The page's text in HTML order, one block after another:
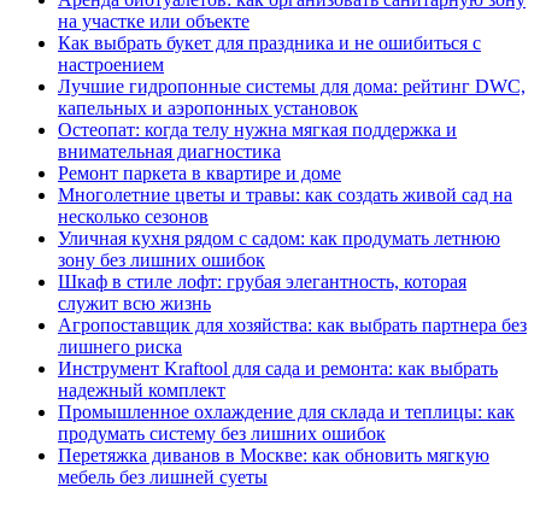
на участке или объекте
Как выбрать букет для праздника и не ошибиться с
настроением
Лучшие гидропонные системы для дома: рейтинг DWC,
капельных и аэропонных установок
Остеопат: когда телу нужна мягкая поддержка и
внимательная диагностика
Ремонт паркета в квартире и доме
Многолетние цветы и травы: как создать живой сад на
несколько сезонов
Уличная кухня рядом с садом: как продумать летнюю
зону без лишних ошибок
Шкаф в стиле лофт: грубая элегантность, которая
служит всю жизнь
Агропоставщик для хозяйства: как выбрать партнера без
лишнего риска
Инструмент Kraftool для сада и ремонта: как выбрать
надежный комплект
Промышленное охлаждение для склада и теплицы: как
продумать систему без лишних ошибок
Перетяжка диванов в Москве: как обновить мягкую
мебель без лишней суеты